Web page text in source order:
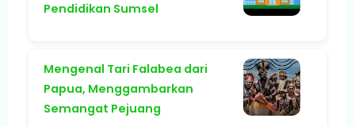
Pendidikan Sumsel
Mengenal Tari Falabea dari
Papua, Menggambarkan
Semangat Pejuang